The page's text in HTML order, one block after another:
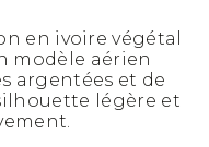
en ivoire végétal
modèle aérien
argentées et de
légère et